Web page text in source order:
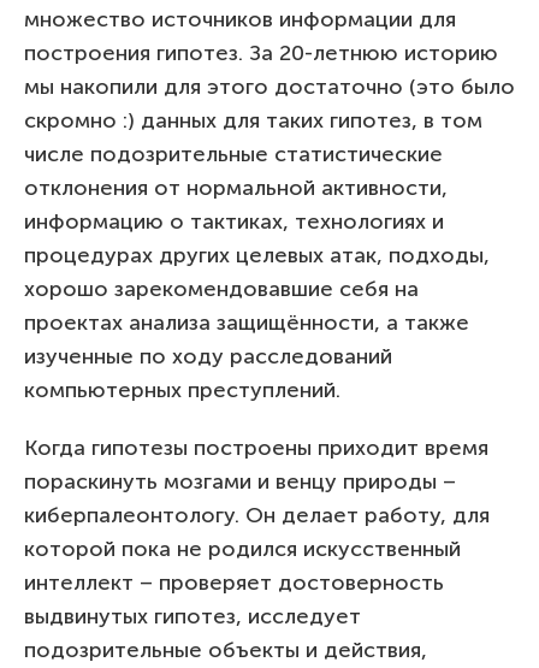
множество источников информации для
построения гипотез. За 20-летнюю историю
мы накопили для этого достаточно (это было
скромно :) данных для таких гипотез, в том
числе подозрительные статистические
отклонения от нормальной активности,
информацию о тактиках, технологиях и
процедурах других целевых атак, подходы,
хорошо зарекомендовавшие себя на
проектах анализа защищённости, а также
изученные по ходу расследований
компьютерных преступлений.
Когда гипотезы построены приходит время
пораскинуть мозгами и венцу природы –
киберпалеонтологу. Он делает работу, для
которой пока не родился искусственный
интеллект – проверяет достоверность
выдвинутых гипотез, исследует
подозрительные объекты и действия,